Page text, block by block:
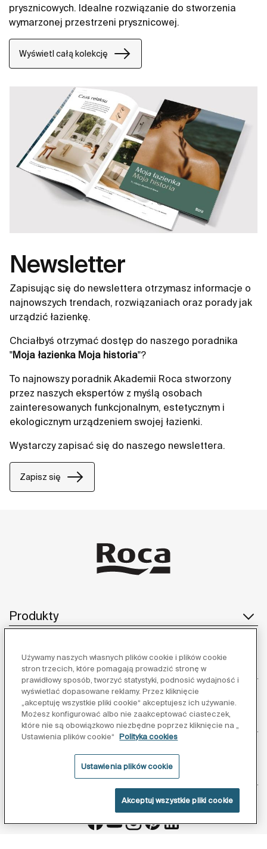
prysznicowych. Idealne rozwiązanie do stworzenia
wymarzonej przestrzeni prysznicowej.
Wyświetl całą kolekcję
Newsletter
Zapisując się do newslettera otrzymasz informacje o
najnowszych trendach, rozwiązaniach oraz porady jak
urządzić łazienkę.
Chciałbyś otrzymać dostęp do naszego poradnika
"Moja łazienka Moja historia"?
To najnowszy poradnik Akademii Roca stworzony
przez naszych ekspertów z myślą osobach
zainteresowanych funkcjonalnym, estetycznym i
ekologicznym urządzeniem swojej łazienki.
Wystarczy zapisać się do naszego newslettera.
Zapisz się
Produkty
Obsługa klienta
O nas
Obserwuj nas:
Używamy naszych własnych plików cookie i plików cookie
stron trzecich, które pomagają prowadzić stronę w
prawidłowy sposób, tworzyć statystyki, podnosić wydajność i
wyświetlać dopasowane reklamy. Przez kliknięcie
„akceptuję wszystkie pliki cookie“ akceptujesz ich używanie.
Możesz konfigurować albo nie zaakceptować ciasteczek,
które nie są obowiązkowo niezbędne poprzez kliknięcie na „
Ustawienia plików cookie“
Polityka cookies
Ustawienia plików cookie
Akceptuj wszystkie pliki cookie